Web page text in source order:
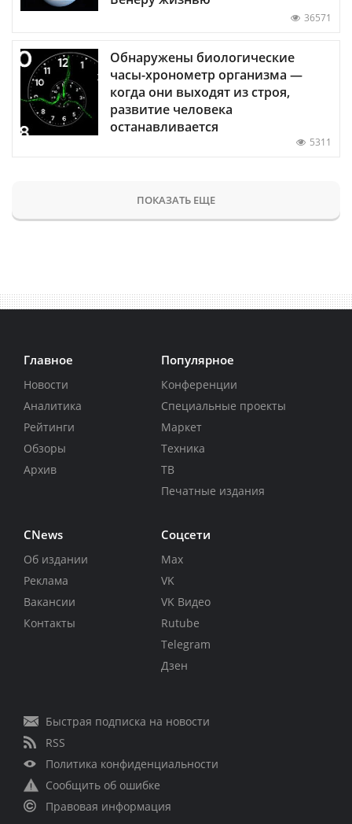
36571
Обнаружены биологические
часы-хронометр организма —
когда они выходят из строя,
развитие человека
останавливается
5311
ПОКАЗАТЬ ЕЩЕ
Главное
Новости
Аналитика
Рейтинги
Обзоры
Архив
Популярное
Конференции
Специальные проекты
Маркет
Техника
ТВ
Печатные издания
CNews
Об издании
Реклама
Вакансии
Контакты
Соцсети
Max
VK
VK Видео
Rutube
Telegram
Дзен
Быстрая подписка на новости
RSS
Политика конфиденциальности
Сообщить об ошибке
Правовая информация